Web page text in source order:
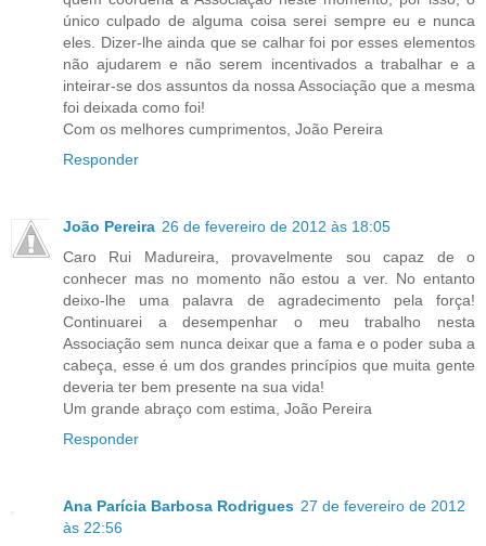
único culpado de alguma coisa serei sempre eu e nunca
eles. Dizer-lhe ainda que se calhar foi por esses elementos
não ajudarem e não serem incentivados a trabalhar e a
inteirar-se dos assuntos da nossa Associação que a mesma
foi deixada como foi!
Com os melhores cumprimentos, João Pereira
Responder
João Pereira 26 de fevereiro de 2012 às 18:05
Caro Rui Madureira, provavelmente sou capaz de o
conhecer mas no momento não estou a ver. No entanto
deixo-lhe uma palavra de agradecimento pela força!
Continuarei a desempenhar o meu trabalho nesta
Associação sem nunca deixar que a fama e o poder suba a
cabeça, esse é um dos grandes princípios que muita gente
deveria ter bem presente na sua vida!
Um grande abraço com estima, João Pereira
Responder
Ana Parícia Barbosa Rodrigues 27 de fevereiro de 2012
às 22:56